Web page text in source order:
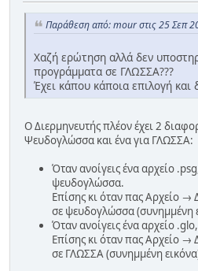
Παράθεση από: mour στις 25 Σεπ
Χαζή ερώτηση αλλά δεν
προγράμματα σε ΓΛΩΣΣΑ???
Έχει κάπου κάποια επιλογή και
Ο Διερμηνευτής πλέον έχει 2
Ψευδογλώσσα και ένα για ΓΛΩΣΣΑ:
Όταν ανοίγεις ένα αρχείο
ψευδογλώσσα.
Επίσης κι όταν πας Αρχείο
σε ψευδογλώσσα (συνημμένη
Όταν ανοίγεις ένα αρχείο
Επίσης κι όταν πας Αρχείο
σε ΓΛΩΣΣΑ (συνημμένη